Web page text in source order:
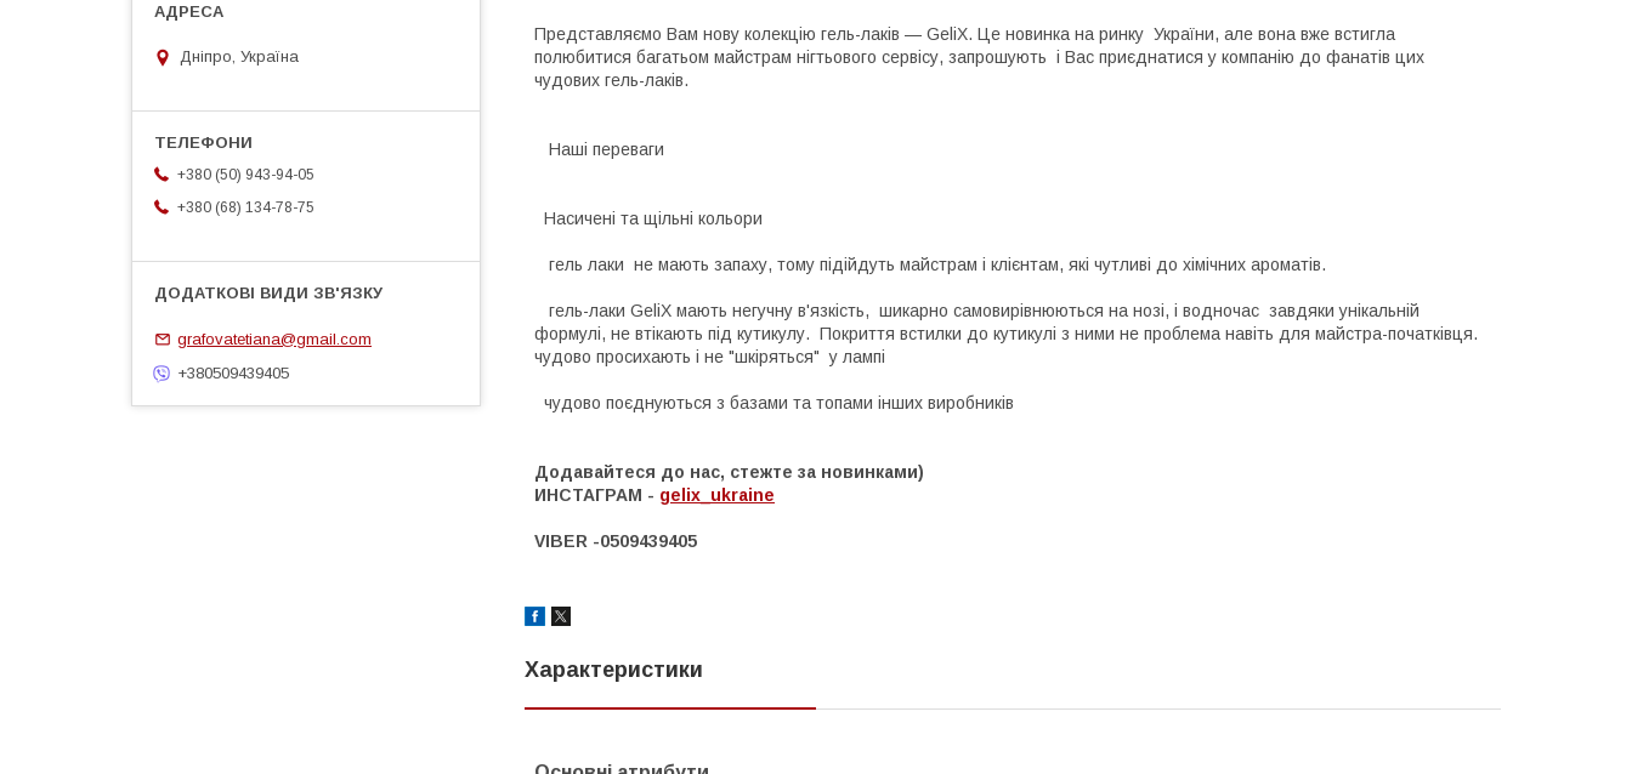
Представляємо Вам нову колекцію гель-лаків — GeliX. Це новинка на ринку України, але вона вже встигла
полюбитися багатьом майстрам нігтьового сервісу, запрошують і Вас приєднатися у компанію до фанатів цих
чудових гель-лаків.
Наші переваги
Насичені та щільні кольори
гель лаки не мають запаху, тому підійдуть майстрам і клієнтам, які чутливі до хімічних ароматів.
гель-лаки GeliX мають негучну в'язкість, шикарно самовирівнюються на нозі, і водночас завдяки унікальній
формулі, не втікають під кутикулу. Покриття встилки до кутикулі з ними не проблема навіть для майстра-початківця.
чудово просихають і не "шкіряться" у лампі
чудово поєднуються з базами та топами інших виробників
Додавайтеся до нас, стежте за новинками)
ИНСТАГРАМ - gelix_ukraine
VIBER -0509439405
Характеристики
Дніпро, Україна
+380 (50) 943-94-05
+380 (68) 134-78-75
grafovatetiana@gmail.com
+380509439405